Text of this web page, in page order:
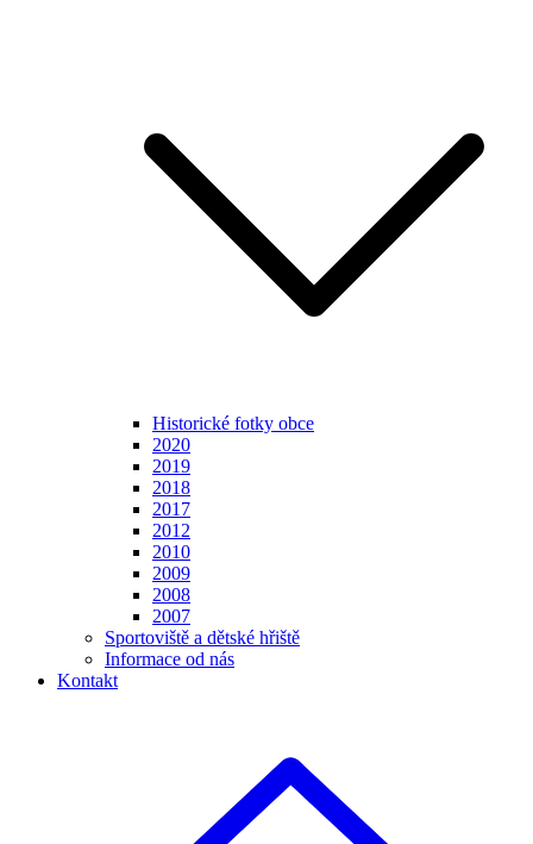
Historické fotky obce
2020
2019
2018
2017
2012
2010
2009
2008
2007
Sportoviště a dětské hřiště
Informace od nás
Kontakt